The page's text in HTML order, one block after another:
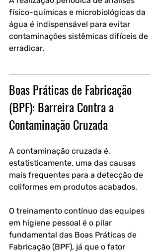
físico-químicas e microbiológicas da
água é indispensável para evitar
contaminações sistêmicas difíceis de
erradicar.
Boas Práticas de Fabricação
(BPF): Barreira Contra a
Contaminação Cruzada
A contaminação cruzada é,
estatisticamente, uma das causas
mais frequentes para a detecção de
coliformes em produtos acabados.
O treinamento contínuo das equipes
em higiene pessoal é o pilar
fundamental das Boas Práticas de
Fabricação (BPF), já que o fator